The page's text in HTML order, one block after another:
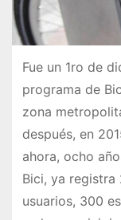
Fue un 1ro de
programa de
zona
después, en
ahora, ocho
Bici, ya registra
usuarios, 300